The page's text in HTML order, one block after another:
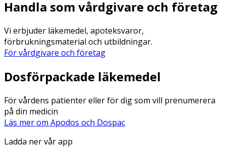
Handla som vårdgivare och företag
Vi erbjuder läkemedel, apoteksvaror,
förbrukningsmaterial och utbildningar.
För vårdgivare och företag
Dosförpackade läkemedel
För vårdens patienter eller för dig som vill prenumerera
på din medicin
Läs mer om Apodos och Dospac
Ladda ner vår app